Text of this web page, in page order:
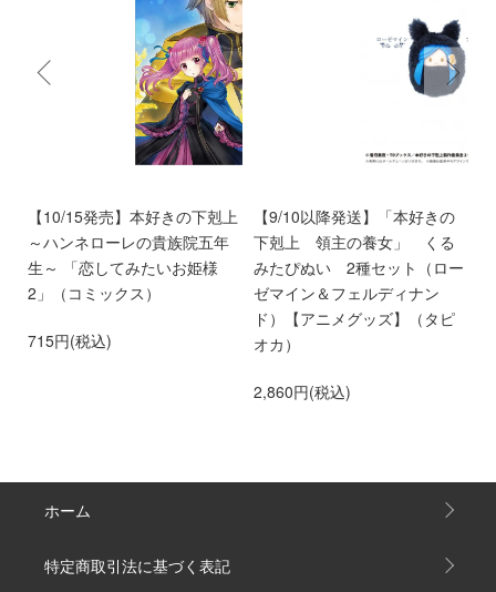
【10/15発売】本好きの下剋上
～ハンネローレの貴族院五年
生～ 「恋してみたいお姫様
2」（コミックス）
715円(税込)
【9/10以降発送】「本好きの
下剋上 領主の養女」 くる
みたぴぬい 2種セット（ロー
ゼマイン＆フェルディナン
ド）【アニメグッズ】（タピ
オカ）
2,860円(税込)
ホーム
特定商取引法に基づく表記